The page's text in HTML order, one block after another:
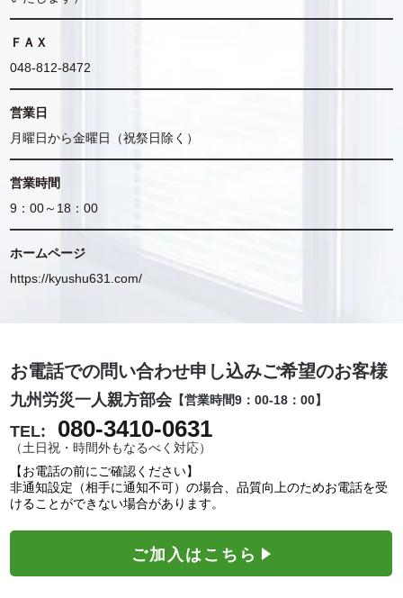
ＦＡＸ
048-812-8472
営業日
月曜日から金曜日（祝祭日除く）
営業時間
9：00～18：00
ホームページ
https://kyushu631.com/
お電話での問い合わせ申し込みご希望のお客様
九州労災一人親方部会【営業時間9：00-18：00】
TEL: 080-3410-0631
（土日祝・時間外もなるべく対応）
【お電話の前にご確認ください】
非通知設定（相手に通知不可）の場合、品質向上のためお電話を受
けることができない場合があります。
ご加入はこちら